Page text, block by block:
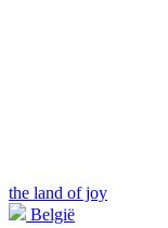
the land of joy
België